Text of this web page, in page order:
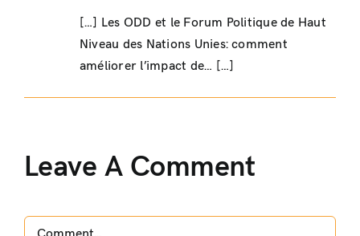
[…] Les ODD et le Forum Politique de Haut
Niveau des Nations Unies: comment
améliorer l’impact de… […]
Leave A Comment
Comment